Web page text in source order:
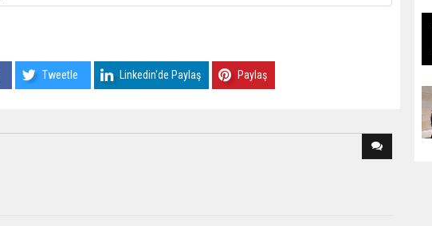
Tweetle Linkedin'de Paylaş Paylaş